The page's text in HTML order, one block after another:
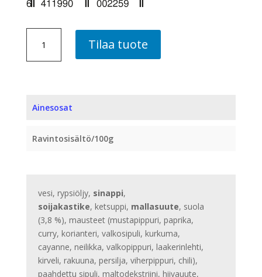
PANIMOMESTARIN
MARINADI,
10
Tilaa tuote
Ainesosat
Ravintosisältö/100g
vesi, rypsiöljy, sinappi,
soijakastike, ketsuppi, mallasuute, suola
(3,8 %), mausteet (mustapippuri, paprika,
curry, korianteri, valkosipuli, kurkuma,
cayanne, neilikka, valkopippuri, laakerinlehti,
kirveli, rakuuna, persilja, viherpippuri, chili),
paahdettu sipuli, maltodekstriini, hiivauute,